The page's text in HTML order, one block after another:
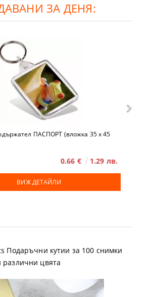
ЗА ДЕНЯ:
ПАСПОРТ (вложка 35 x 45
0.66 € 1.29 лв.
ВИЖ ДЕТАЙЛИ
Подаръчни кутии за 100 снимки
различни цвята